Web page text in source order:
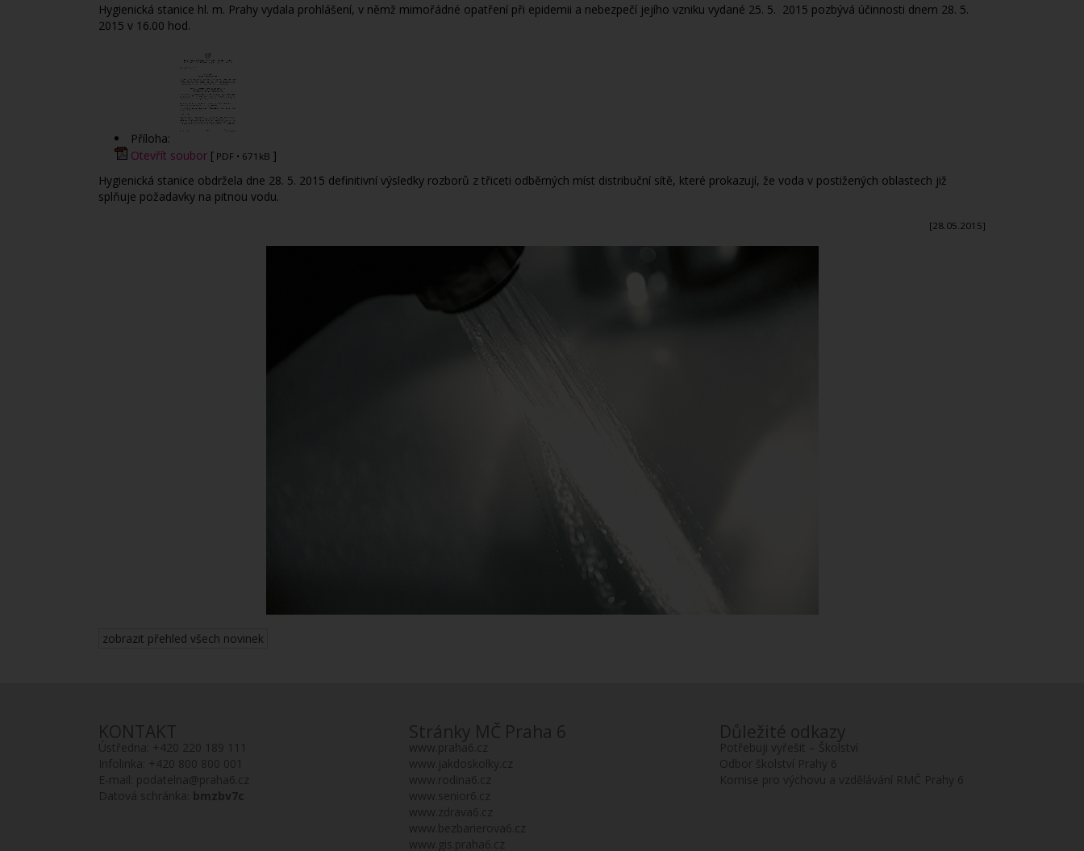
Hygienická stanice hl. m. Prahy vydala prohlášení, v němž mimořádné opatření při epidemii a nebezpečí jejího vzniku vydané 25. 5. 2015 pozbývá účinnosti dnem 28. 5.
2015 v 16.00 hod.
Příloha:
Otevřít soubor [ PDF • 671kB ]
Hygienická stanice obdržela dne 28. 5. 2015 definitivní výsledky rozborů z třiceti odběrných míst distribuční sítě, které prokazují, že voda v postižených oblastech již
splňuje požadavky na pitnou vodu.
[28.05.2015]
zobrazit přehled všech novinek
KONTAKT
Ústředna: +420 220 189 111
Infolinka: +420 800 800 001
E-mail: podatelna@praha6.cz
Datová schránka: bmzbv7c
Stránky MČ Praha 6
www.praha6.cz
www.jakdoskolky.cz
www.rodina6.cz
www.senior6.cz
www.zdrava6.cz
www.bezbarierova6.cz
www.gis.praha6.cz
Důležité odkazy
Potřebuji vyřešit – Školství
Odbor školství Prahy 6
Komise pro výchovu a vzdělávání RMČ Prahy 6